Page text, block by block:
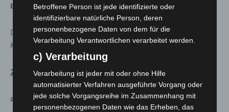
b. Digital:
Digitale Angebote wie E-Books, E-Music, E-Audios –
Musik oder Filme streamen, online lesen oder ausleihen
ZeitZentrum Zivilcourage
a. Analog geschlossen
Betroffene Person ist jede identifizierte oder
identifizierbare natürliche Person, deren
personenbezogene Daten von dem für die
Verarbeitung Verantwortlichen verarbeitet werden.
c) Verarbeitung
Verarbeitung ist jeder mit oder ohne Hilfe
automatisierter Verfahren ausgeführte Vorgang oder
jede solche Vorgangsreihe im Zusammenhang mit
personenbezogenen Daten wie das Erheben, das